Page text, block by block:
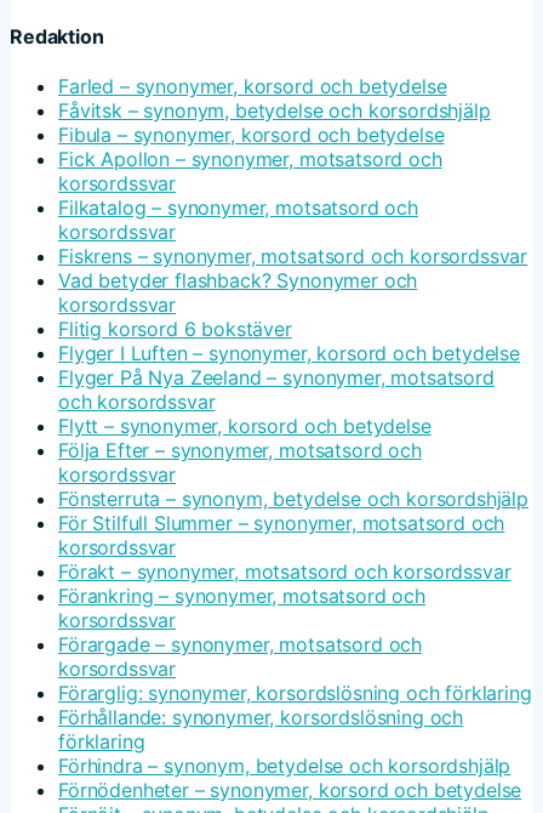
Redaktion
Farled – synonymer, korsord och betydelse
Fåvitsk – synonym, betydelse och korsordshjälp
Fibula – synonymer, korsord och betydelse
Fick Apollon – synonymer, motsatsord och
korsordssvar
Filkatalog – synonymer, motsatsord och
korsordssvar
Fiskrens – synonymer, motsatsord och korsordssvar
Vad betyder flashback? Synonymer och
korsordssvar
Flitig korsord 6 bokstäver
Flyger I Luften – synonymer, korsord och betydelse
Flyger På Nya Zeeland – synonymer, motsatsord
och korsordssvar
Flytt – synonymer, korsord och betydelse
Följa Efter – synonymer, motsatsord och
korsordssvar
Fönsterruta – synonym, betydelse och korsordshjälp
För Stilfull Slummer – synonymer, motsatsord och
korsordssvar
Förakt – synonymer, motsatsord och korsordssvar
Förankring – synonymer, motsatsord och
korsordssvar
Förargade – synonymer, motsatsord och
korsordssvar
Förarglig: synonymer, korsordslösning och förklaring
Förhållande: synonymer, korsordslösning och
förklaring
Förhindra – synonym, betydelse och korsordshjälp
Förnödenheter – synonymer, korsord och betydelse